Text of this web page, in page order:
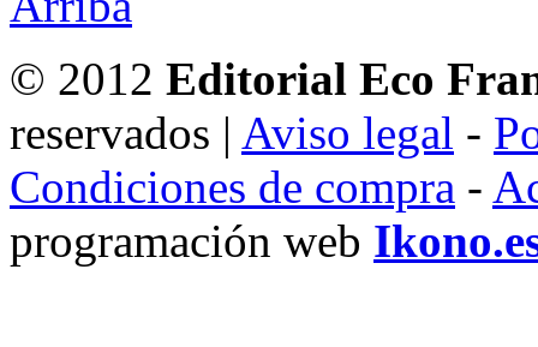
© 2012 Editorial Eco
reservados | Aviso legal -
Condiciones de compra -
programación web